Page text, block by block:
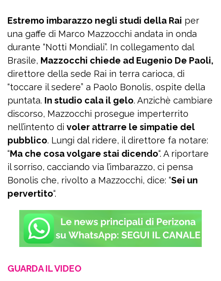
Estremo imbarazzo negli studi della Rai per
una gaffe di Marco Mazzocchi andata in onda
durante “Notti Mondiali”. In collegamento dal
Brasile, Mazzocchi chiede ad Eugenio De Paoli,
direttore della sede Rai in terra carioca, di
“toccare il sedere” a Paolo Bonolis, ospite della
puntata. In studio cala il gelo. Anzichè cambiare
discorso, Mazzocchi prosegue imperterrito
nell’intento di voler attrarre le simpatie del
pubblico. Lungi dal ridere, il direttore fa notare:
“Ma che cosa volgare stai dicendo“. A riportare
il sorriso, cacciando via l’imbarazzo, ci pensa
Bonolis che, rivolto a Mazzocchi, dice: “Sei un
pervertito“.
GUARDA IL VIDEO